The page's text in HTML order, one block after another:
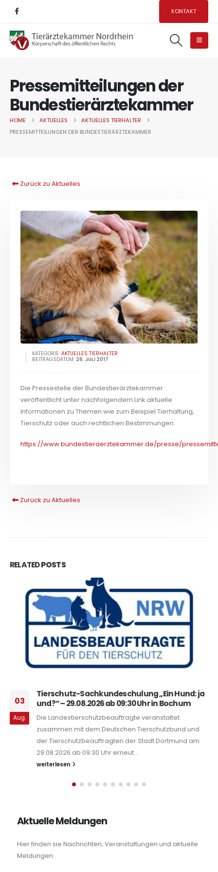
KONTAKT
Pressemitteilungen der
Bundestierärztekammer
HOME AKTUELLES
AKTUELLES TIERHALTER
PRESSEMITTEILUNGEN DER BUNDESTIERÄRZTEKAMMER
Zurück zu Aktuelles
KATEGORIE: AKTUELLES TIERHALTER
BEITRAGSDATUM: 26. JULI 2017
Die Pressestelle der Bundestierärztekammer
veröffentlicht unter nachfolgendem Link aktuelle
Informationen zu Themen wie zum Beispiel Tierhaltung,
Tierschutz oder auch rechtlichen Bestimmungen.
https://www.bundestieraerztekammer.de/presse/
Zurück zu Aktuelles
RELATEDPOSTS
03
Aug.
Tierschutz-Sachkundeschulung „Ein Hund: ja
und?“ – 29.08.2026 ab 09:30 Uhr in Bochum
Die Landestierschutzbeauftragte veranstaltet
zusammen mit dem Deutschen Tierschutzbund und
der Tierschutzbeauftragten der Stadt Dortmund am
29.08.2026 ab 09:30 Uhr erneut...
weiterlesen
Aktuelle Meldungen
Hier finden sie Nachrichten, Veranstaltungen und aktuelle
Meldungen